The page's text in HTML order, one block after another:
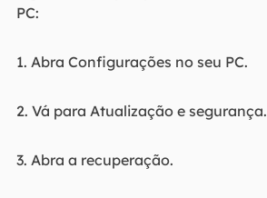
PC:
1. Abra Configurações no seu PC.
2. Vá para Atualização e segurança.
3. Abra a recuperação.